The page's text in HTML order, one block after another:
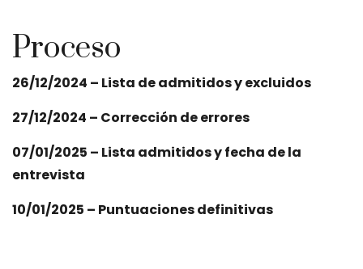
Proceso
26/12/2024 – Lista de admitidos y excluidos
27/12/2024 – Corrección de errores
07/01/2025 – Lista admitidos y fecha de la
entrevista
10/01/2025 – Puntuaciones definitivas